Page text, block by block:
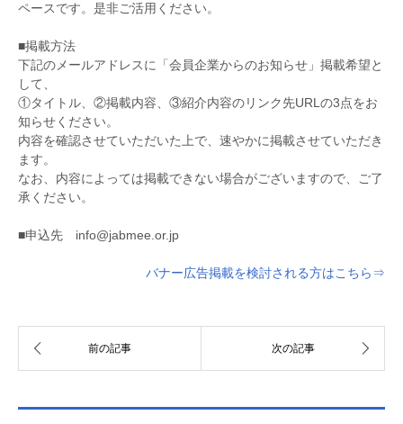
ペースです。是非ご活用ください。
■掲載方法
下記のメールアドレスに「会員企業からのお知らせ」掲載希望と
して、
①タイトル、②掲載内容、③紹介内容のリンク先URLの3点をお
知らせください。
内容を確認させていただいた上で、速やかに掲載させていただき
ます。
なお、内容によっては掲載できない場合がございますので、ご了
承ください。
■申込先 info@jabmee.or.jp
バナー広告掲載を検討される方はこちら⇒